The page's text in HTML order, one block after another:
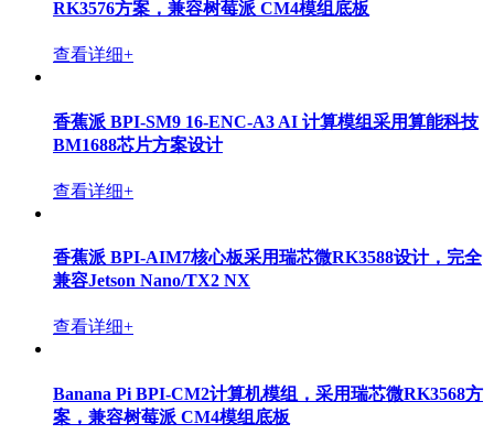
RK3576方案，兼容树莓派 CM4模组底板
查看详细+
香蕉派 BPI-SM9 16-ENC-A3 AI 计算模组采用算能科技
BM1688芯片方案设计
查看详细+
香蕉派 BPI-AIM7核心板采用瑞芯微RK3588设计，完全
兼容Jetson Nano/TX2 NX
查看详细+
Banana Pi BPI-CM2计算机模组，采用瑞芯微RK3568方
案，兼容树莓派 CM4模组底板